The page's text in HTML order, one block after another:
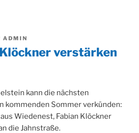
ADMIN
verstärken
kann die nächsten
kommenden Sommer verkünden:
Wiedenest, Fabian Klöckner
die Jahnstraße.